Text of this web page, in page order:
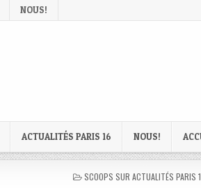
NOUS!
ACTUALITÉS PARIS 16 NOUS!
POSTED
SCOOPS SUR ACTUALITÉS PARIS